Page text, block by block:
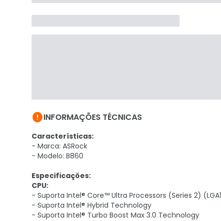
INFORMAÇÕES TÉCNICAS
Características:
- Marca: ASRock
- Modelo: B860
Especificações:
CPU:
- Suporta Intel® Core™ Ultra Processors (Series 2)
- Suporta Intel® Hybrid Technology
- Suporta Intel® Turbo Boost Max 3.0 Technology